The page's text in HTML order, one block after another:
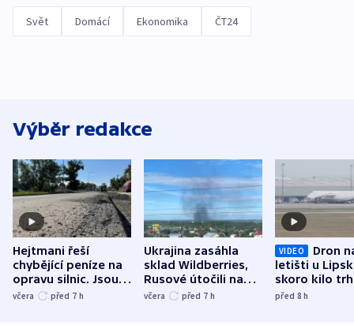
Svět Domácí Ekonomika ČT24
Výběr redakce
Hejtmani řeší
chybějící peníze na
opravu silnic. Jsou
nenárokové, namítá
včera před 7 h
Ukrajina zasáhla
sklad Wildberries,
Rusové útočili na
trh, hasiče či
včera před 7 h
VIDEO
Dron
letišti u
skoro kilo
indicie
před 8h